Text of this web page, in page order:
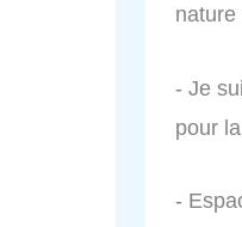
nature
- Je
pour
-